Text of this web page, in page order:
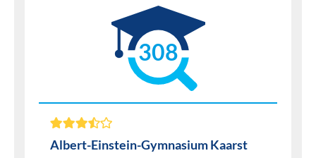
308
Albert-Einstein-Gymnasium Kaarst